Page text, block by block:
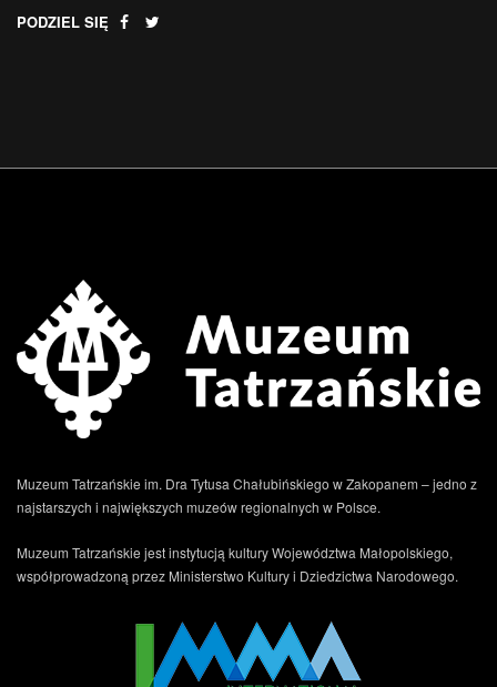
PODZIEL SIĘ
Muzeum Tatrzańskie im. Dra Tytusa Chałubińskiego w Zakopanem – jedno z
najstarszych i największych muzeów regionalnych w Polsce.
Muzeum Tatrzańskie jest instytucją kultury Województwa Małopolskiego,
współprowadzoną przez Ministerstwo Kultury i Dziedzictwa Narodowego.